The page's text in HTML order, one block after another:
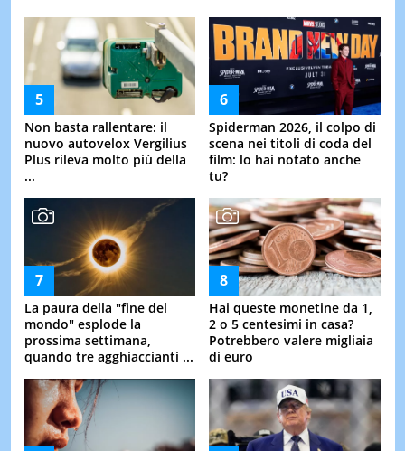
Non basta rallentare: il
nuovo autovelox Vergilius
Plus rileva molto più della
...
Spiderman 2026, il colpo di
scena nei titoli di coda del
film: lo hai notato anche
tu?
La paura della "fine del
mondo" esplode la
prossima settimana,
quando tre agghiaccianti ...
Hai queste monetine da 1,
2 o 5 centesimi in casa?
Potrebbero valere migliaia
di euro